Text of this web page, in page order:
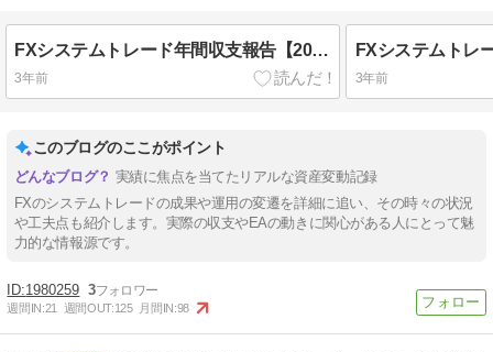
FXシステムトレード年間収支報告【2022年】
3年前 3年前
このブログのここがポイント
実績に焦点を当てたリアルな資産変動記録
FXのシステムトレードの成果や運用の変遷を詳細に追い、その時々の状況
や工夫点も紹介します。実際の収支やEAの動きに関心がある人にとって魅
力的な情報源です。
1980259 3
週間IN:21 週間OUT:125 月間IN:98